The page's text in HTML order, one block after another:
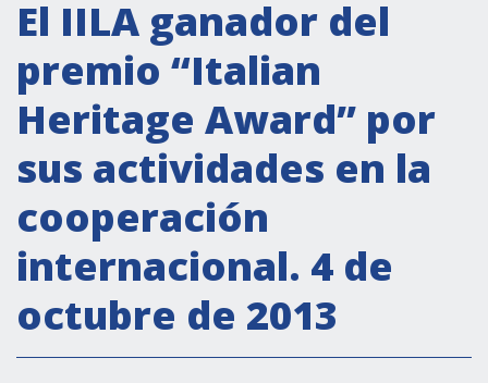
Secretaría Cultural
Secretaría Socioeconómica
Secretaría Técnico-científica
Forum Pymes
Conferencia Italia- América Latina y el Caribe
Red para la promoción de la igualdad de
género
Partnership
El IILA ganador del
premio “Italian
Heritage Award” por
sus actividades en la
cooperación
internacional. 4 de
octubre de 2013